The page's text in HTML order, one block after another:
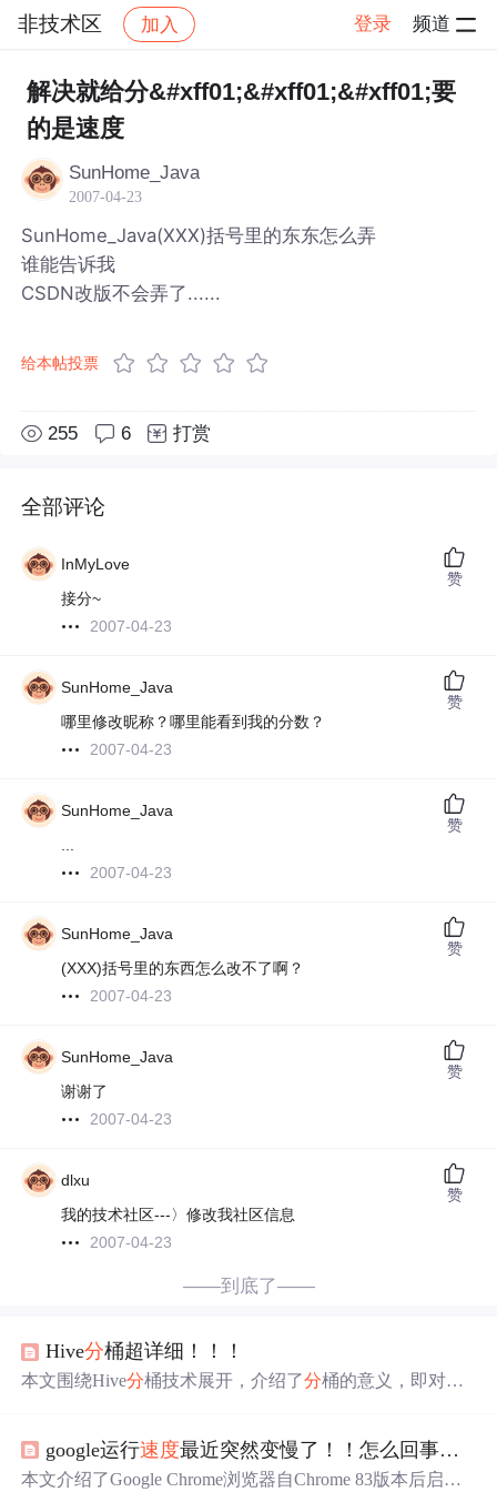
非技术区 加入 登录 频道
社区 非技术区 帖子详情
解决就给分&#xff01;&#xff01;&#xff01;要
的是速度
SunHome_Java
2007-04-23
SunHome_Java(XXX)括号里的东东怎么弄
谁能告诉我
CSDN改版不会弄了......
给本帖投票
255 6 打赏
全部评论
InMyLove
接分~
2007-04-23
赞
SunHome_Java
哪里修改昵称？哪里能看到我的分数？
2007-04-23
赞
SunHome_Java
...
2007-04-23
赞
SunHome_Java
(XXX)括号里的东西怎么改不了啊？
2007-04-23
赞
SunHome_Java
谢谢了
2007-04-23
赞
dlxu
我的技术社区---〉修改我社区信息
2007-04-23
赞
——到底了——
Hive分桶超详细！！！
本文围绕Hive分桶技术展开，介绍了分桶的意义，即对数
处，如提高抽样查询和多表联查效率；还给出分桶实战步
骤及查询方法，并对相关概念进行总结。
google运行速度最近突然变慢了！！怎么回事！！！完美
本文介绍了Google Chrome浏览器自Chrome 83版本后启用